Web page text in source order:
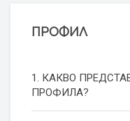
ПРОФИЛ
1. КАКВО
ПРОФИЛА?